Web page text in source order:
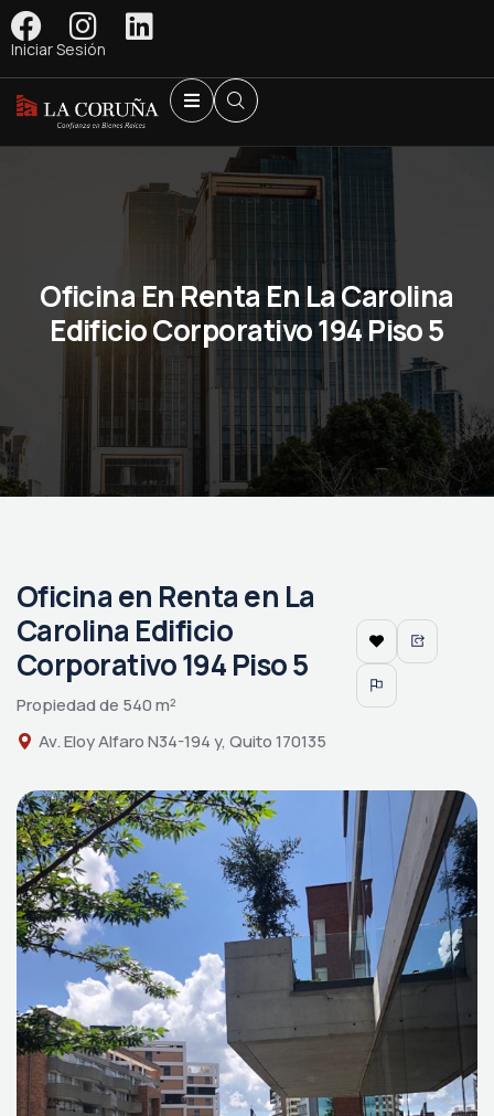
Iniciar Sesión
Oficina En Renta En La Carolina
Edificio Corporativo 194 Piso 5
Oficina en Renta en La
Carolina Edificio
Corporativo 194 Piso 5
Propiedad de 540 m²
Av. Eloy Alfaro N34-194 y, Quito 170135